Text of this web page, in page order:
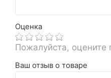
Оценка
Пожалуйста, оцените
Ваш отзыв о товаре